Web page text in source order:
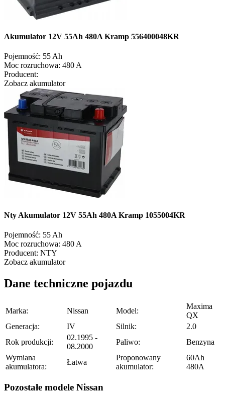
Akumulator 12V 55Ah 480A Kramp 556400048KR
Pojemność: 55 Ah
Moc rozruchowa: 480 A
Producent:
Zobacz akumulator
Nty Akumulator 12V 55Ah 480A Kramp 1055004KR
Pojemność: 55 Ah
Moc rozruchowa: 480 A
Producent: NTY
Zobacz akumulator
Dane techniczne pojazdu
Marka: Nissan Model:
Maxima
QX
Generacja:
IV Silnik:
2.0
Rok produkcji:
02.1995 -
08.2000
Paliwo:
Benzyna
Wymiana
akumulatora:
Łatwa
Proponowany
akumulator:
60Ah
480A
Pozostałe modele Nissan